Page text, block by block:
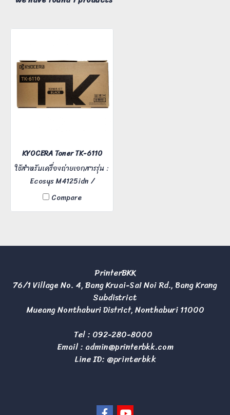
KYOCERA Toner TK-6110
ใช้สำหรับเครื่องถ่ายเอกสารรุ่น :
Ecosys M4125idn /
M4132idn
Compare
PrinterBKK
76/1 Village No. 4, Bang Kruai-Sai Noi Rd., Bang Krang
Subdistrict
Mueang Nonthaburi District, Nonthaburi 11000
Tel : 092-280-8000
Email : admin@printerbkk.com
Line ID: @printerbkk